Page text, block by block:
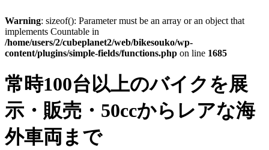
Warning: sizeof(): Parameter must be an array or an object that
implements Countable in
/home/users/2/cubeplanet2/web/bikesouko/wp-
content/plugins/simple-fields/functions.php on line 1685
常時100台以上のバイクを展
示・販売・50ccからレアな海
外車両まで